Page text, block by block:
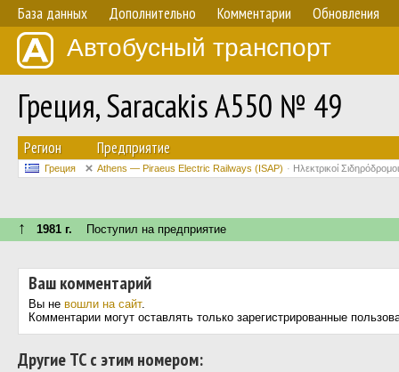
База данных Дополнительно Комментарии Обновления
Автобусный транспорт
Греция, Saracakis A550 № 49
Регион Предприятие
Греция Athens — Piraeus Electric Railways (ISAP) Ηλεκτρικοί
↑ 1981 г. Поступил на предприятие
Ваш комментарий
Вы не вошли на сайт.
Комментарии могут оставлять только зарегистрированные
Другие ТС с этим номером: